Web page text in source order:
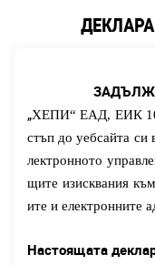
„ХЕПИ“ ЕАД, ЕИК
стъп до уебсайта си
лектронното
щите изисквания
ите и електронните
Настоящата